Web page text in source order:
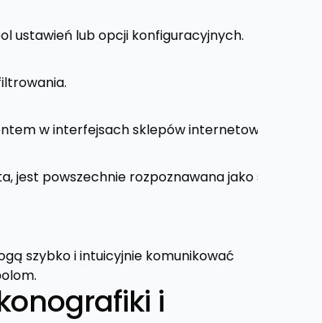
ustawień lub opcji konfiguracyjnych.
w interfejsach sklepów internetowych,
jest powszechnie rozpoznawana jako symbol
szybko i intuicyjnie komunikować
i